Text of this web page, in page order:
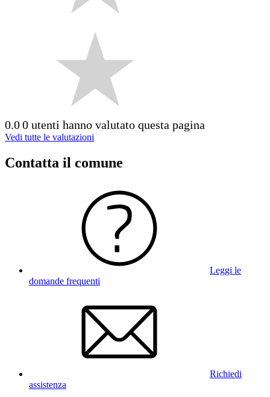
0.00 utenti hanno valutato questa pagina
Vedi tutte le valutazioni
Contatta il comune
Leggi le
domande frequenti
Richiedi
assistenza